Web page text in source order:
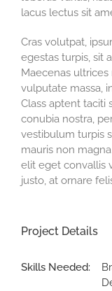
lacus lectus sit
Cras volutpat,
egestas turpis, sit
Maecenas
vulputate massa,
Class aptent taciti
conubia nostra,
vestibulum turpis
mauris non
elit eget convallis
justo, at ornare
Project Details
Skills Needed: